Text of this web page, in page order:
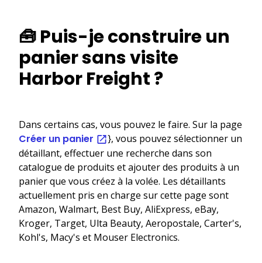
🧰 Puis-je construire un
panier sans visite
Harbor Freight ?
Dans certains cas, vous pouvez le faire. Sur la page
Créer un panier
}, vous pouvez sélectionner un
détaillant, effectuer une recherche dans son
catalogue de produits et ajouter des produits à un
panier que vous créez à la volée. Les détaillants
actuellement pris en charge sur cette page sont
Amazon, Walmart, Best Buy, AliExpress, eBay,
Kroger, Target, Ulta Beauty, Aeropostale, Carter's,
Kohl's, Macy's et Mouser Electronics.